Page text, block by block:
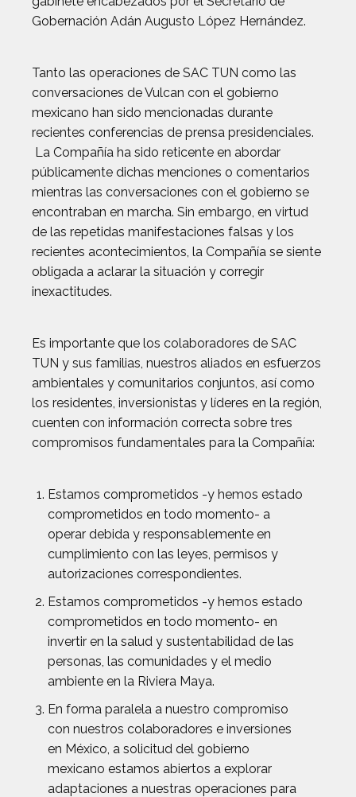
Gobernación Adán Augusto López Hernández.
Tanto las operaciones de SAC TUN como las
conversaciones de Vulcan con el gobierno
mexicano han sido mencionadas durante
recientes conferencias de prensa presidenciales.
La Compañía ha sido reticente en abordar
públicamente dichas menciones o comentarios
mientras las conversaciones con el gobierno se
encontraban en marcha. Sin embargo, en virtud
de las repetidas manifestaciones falsas y los
recientes acontecimientos, la Compañía se siente
obligada a aclarar la situación y corregir
inexactitudes.
Es importante que los colaboradores de SAC
TUN y sus familias, nuestros aliados en esfuerzos
ambientales y comunitarios conjuntos, así como
los residentes, inversionistas y líderes en la región,
cuenten con información correcta sobre tres
compromisos fundamentales para la Compañía:
Estamos comprometidos -y hemos estado
comprometidos en todo momento- a
operar debida y responsablemente en
cumplimiento con las leyes, permisos y
autorizaciones correspondientes.
Estamos comprometidos -y hemos estado
comprometidos en todo momento- en
invertir en la salud y sustentabilidad de las
personas, las comunidades y el medio
ambiente en la Riviera Maya.
En forma paralela a nuestro compromiso
con nuestros colaboradores e inversiones
en México, a solicitud del gobierno
mexicano estamos abiertos a explorar
adaptaciones a nuestras operaciones para